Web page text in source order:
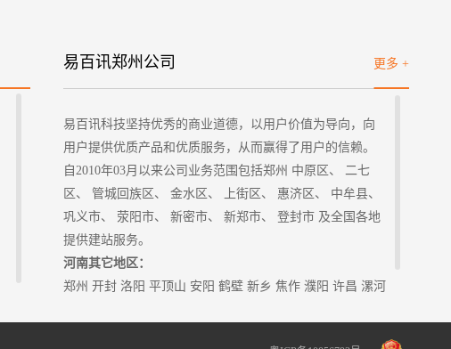
更多 +
易百讯郑州公司
易百讯科技坚持优秀的商业道德，以用户价值为导向，向
用户提供优质产品和优质服务，从而赢得了用户的信赖。
自2010年03月以来公司业务范围包括郑州 中原区、 二七
区、 管城回族区、 金水区、 上街区、 惠济区、 中牟县、
巩义市、 荥阳市、 新密市、 新郑市、 登封市 及全国各地
提供建站服务。
河南其它地区：
郑州 开封 洛阳 平顶山 安阳 鹤壁 新乡 焦作 濮阳 许昌 漯河